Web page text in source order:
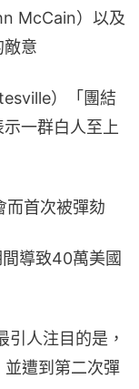
McCain）以及
敵意
）「團結
一群白人至上
首次被彈劾
導致40萬美國
人注目的是，
遭到第二次彈